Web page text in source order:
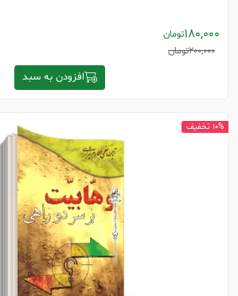
180,000تومان
200,000تومان
افزودن به سبد
10% تخفیف